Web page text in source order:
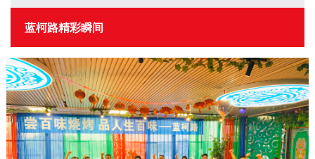
蓝柯路精彩瞬间